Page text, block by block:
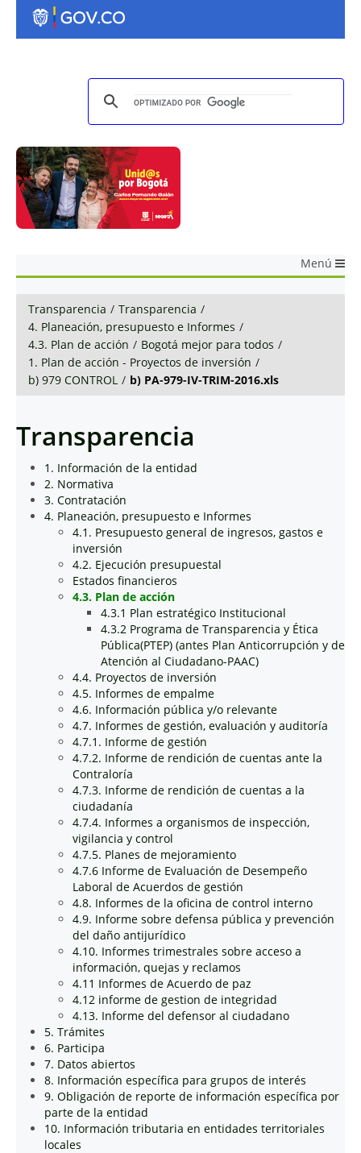
Menú
Transparencia / Transparencia /
4. Planeación, presupuesto e Informes /
4.3. Plan de acción / Bogotá mejor para todos /
1. Plan de acción - Proyectos de inversión /
b) 979 CONTROL / b) PA-979-IV-TRIM-2016.xls
Transparencia
1. Información de la entidad
2. Normativa
3. Contratación
4. Planeación, presupuesto e Informes
4.1. Presupuesto general de ingresos, gastos e
inversión
4.2. Ejecución presupuestal
Estados financieros
4.3. Plan de acción
4.3.1 Plan estratégico Institucional
4.3.2 Programa de Transparencia y Ética
Pública(PTEP) (antes Plan Anticorrupción y de
Atención al Ciudadano-PAAC)
4.4. Proyectos de inversión
4.5. Informes de empalme
4.6. Información pública y/o relevante
4.7. Informes de gestión, evaluación y auditoría
4.7.1. Informe de gestión
4.7.2. Informe de rendición de cuentas ante la
Contraloría
4.7.3. Informe de rendición de cuentas a la
ciudadanía
4.7.4. Informes a organismos de inspección,
vigilancia y control
4.7.5. Planes de mejoramiento
4.7.6 Informe de Evaluación de Desempeño
Laboral de Acuerdos de gestión
4.8. Informes de la oficina de control interno
4.9. Informe sobre defensa pública y prevención
del daño antijurídico
4.10. Informes trimestrales sobre acceso a
información, quejas y reclamos
4.11 Informes de Acuerdo de paz
4.12 informe de gestion de integridad
4.13. Informe del defensor al ciudadano
5. Trámites
6. Participa
7. Datos abiertos
8. Información específica para grupos de interés
9. Obligación de reporte de información específica por
parte de la entidad
10. Información tributaria en entidades territoriales
locales